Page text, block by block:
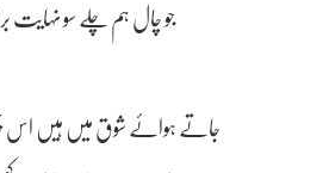
جو چال ہم چلے سو نہایت
جاتے ہوائے شوق میں ہیں